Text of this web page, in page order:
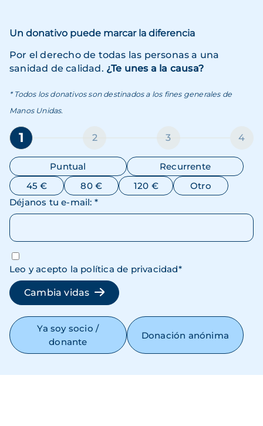
Un donativo puede marcar la diferencia
Por el derecho de todas las personas a una
sanidad de calidad. ¿Te unes a la causa?
* Todos los donativos son destinados a los fines generales de
Manos Unidas.
1 2 3 4
Puntual
Recurrente
45 €
80 € 120 €
Otro
Déjanos tu e-mail: *
Leo y acepto la política de privacidad*
Cambia vidas
Ya soy socio /
donante
Donación anónima